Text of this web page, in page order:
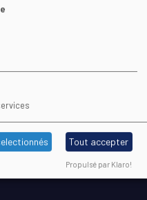
Tout accepter
Propulsé par Klaro!